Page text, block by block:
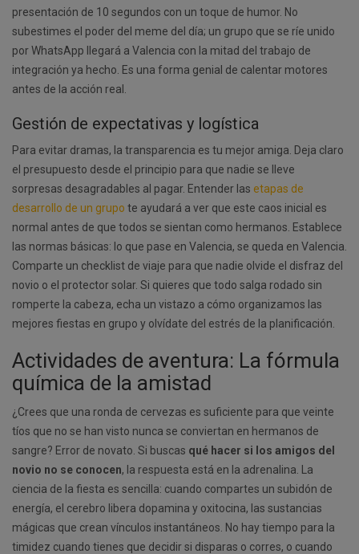
presentación de 10 segundos con un toque de humor. No
subestimes el poder del meme del día; un grupo que se ríe unido
por WhatsApp llegará a Valencia con la mitad del trabajo de
integración ya hecho. Es una forma genial de calentar motores
antes de la acción real.
Gestión de expectativas y logística
Para evitar dramas, la transparencia es tu mejor amiga. Deja claro
el presupuesto desde el principio para que nadie se lleve
sorpresas desagradables al pagar. Entender las etapas de
desarrollo de un grupo te ayudará a ver que este caos inicial es
normal antes de que todos se sientan como hermanos. Establece
las normas básicas: lo que pase en Valencia, se queda en Valencia.
Comparte un checklist de viaje para que nadie olvide el disfraz del
novio o el protector solar. Si quieres que todo salga rodado sin
romperte la cabeza, echa un vistazo a cómo organizamos las
mejores fiestas en grupo y olvídate del estrés de la planificación.
Actividades de aventura: La fórmula
química de la amistad
¿Crees que una ronda de cervezas es suficiente para que veinte
tíos que no se han visto nunca se conviertan en hermanos de
sangre? Error de novato. Si buscas qué hacer si los amigos del
novio no se conocen, la respuesta está en la adrenalina. La
ciencia de la fiesta es sencilla: cuando compartes un subidón de
energía, el cerebro libera dopamina y oxitocina, las sustancias
mágicas que crean vínculos instantáneos. No hay tiempo para la
timidez cuando tienes que decidir si disparas o corres, o cuando